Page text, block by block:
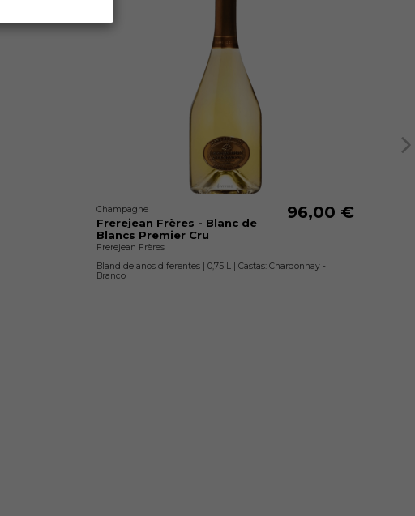
Champagne
Frerejean Frères - Blanc de
Blancs Premier Cru
Frerejean Frères
96,00 €
Bland de anos diferentes | 0,75 L | Castas: Chardonnay -
Branco